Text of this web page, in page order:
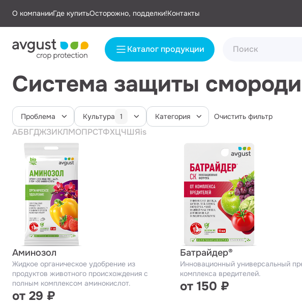
О компанииГде купитьОсторожно, подделки!Контакты
Каталог продукции
Система защиты
Проблема Культура 1 Категория Очистить фильтр
АБВГДЖЗИКЛМОПРСТФХЦЧШЯis
Аминозол
Жидкое органическое удобрение из
продуктов животного происхождения с
полным комплексом аминокислот.
от 29 ₽
Батрайдер®
Инновационный универсальный
комплекса вредителей.
от 150 ₽